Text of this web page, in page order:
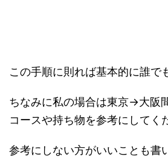
この手順に則れば基本的に誰で
ちなみに私の場合は東京→大阪
コースや持ち物を参考にしてく
参考にしない方がいいことも書